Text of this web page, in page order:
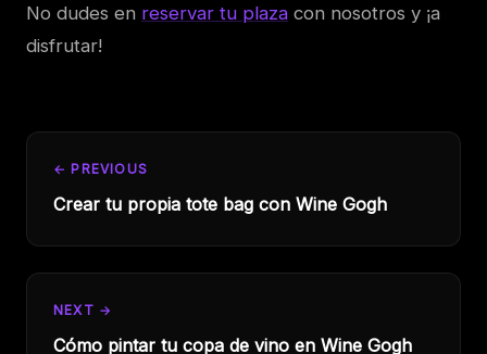
No dudes en reservar tu plaza con nosotros y ¡a
disfrutar!
← PREVIOUS
Crear tu propia tote bag con Wine Gogh
NEXT →
Cómo pintar tu copa de vino en Wine Gogh